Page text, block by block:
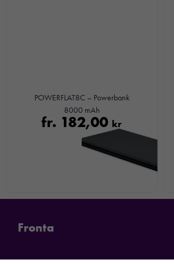
POWERFLAT8C – Powerbank
8000 mAh
fr. 182,00 kr
Fronta